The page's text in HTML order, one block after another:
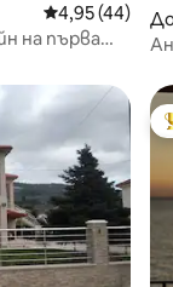
Средна
4,95 (44)
на първа